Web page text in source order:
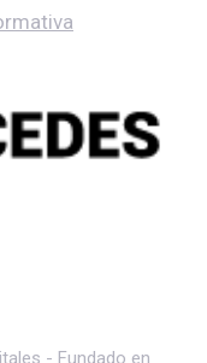
- Fundado en